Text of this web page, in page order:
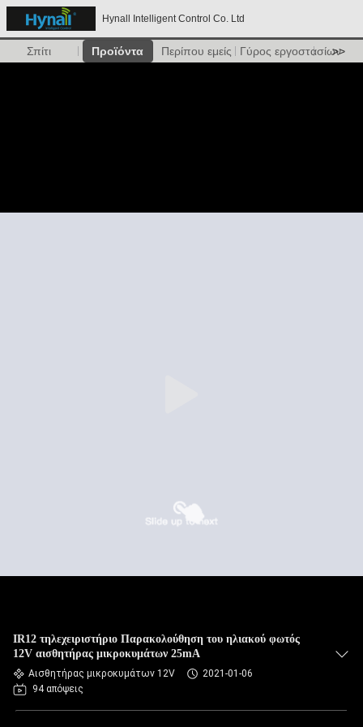
Hynall Intelligent Control Co. Ltd
Σπίτι Προϊόντα Περίπου εμείς Γύρος εργοστασίων
>>
IR12 τηλεχειριστήριο Παρακολούθηση του ηλιακού φωτός
12V αισθητήρας μικροκυμάτων 25mA
Αισθητήρας μικροκυμάτων 12V
2021-01-06
94 απόψεις